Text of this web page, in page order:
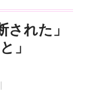
れた」
」